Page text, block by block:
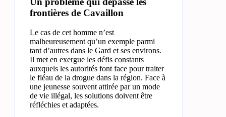
frontières de Cavaillon
Le cas de cet homme n’est
malheureusement qu’un exemple parmi
tant d’autres dans le Gard et ses environs.
Il met en exergue les défis constants
auxquels les autorités font face pour traiter
le fléau de la drogue dans la région. Face à
une jeunesse souvent attirée par un mode
de vie illégal, les solutions doivent être
réfléchies et adaptées.